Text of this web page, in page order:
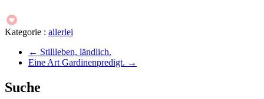
Kategorie : allerlei
← Stillleben, ländlich.
Eine Art Gardinenpredigt. →
Suche